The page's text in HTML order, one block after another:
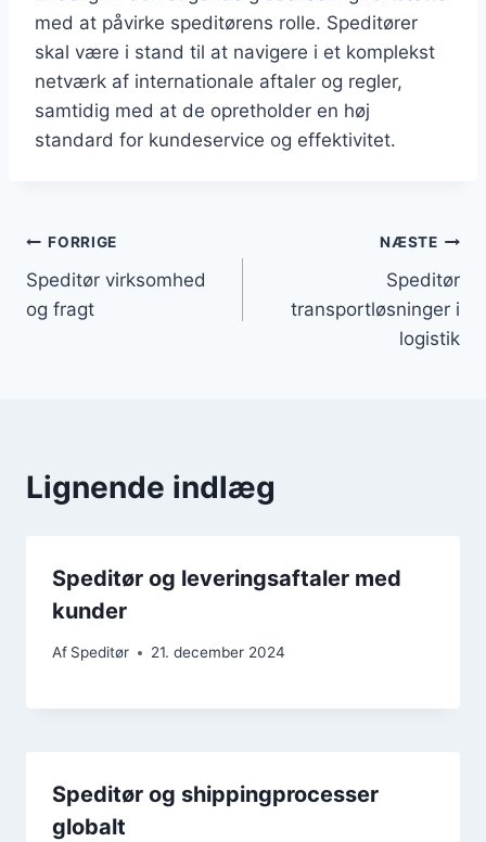
med at påvirke speditørens rolle. Speditører
skal være i stand til at navigere i et komplekst
netværk af internationale aftaler og regler,
samtidig med at de opretholder en høj
standard for kundeservice og effektivitet.
Indlægsnavigation
FORRIGE
Speditør virksomhed
og fragt
NÆSTE
Speditør
transportløsninger i
logistik
Lignende indlæg
Speditør og leveringsaftaler med
kunder
Af Speditør 21. december 2024
Speditør og shippingprocesser
globalt